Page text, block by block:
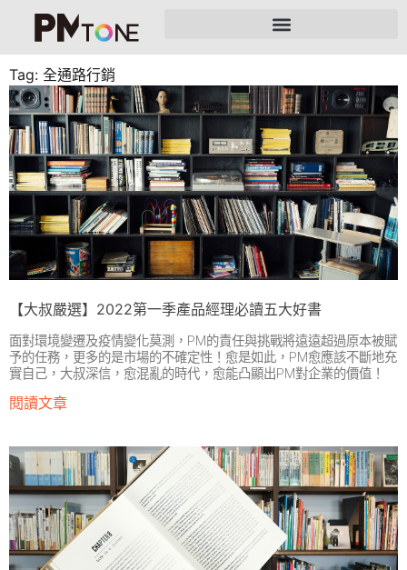
Tag: 全通路行銷
【大叔嚴選】2022第一季產品經理必讀五大好書
面對環境變遷及疫情變化莫測，PM的責任與挑戰將遠遠超過原本被賦
予的任務，更多的是市場的不確定性！愈是如此，PM愈應該不斷地充
實自己，大叔深信，愈混亂的時代，愈能凸顯出PM對企業的價值！
閱讀文章